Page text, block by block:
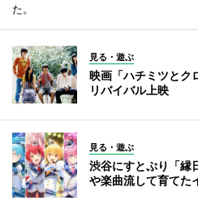
た。
見る・遊ぶ
映画「ハチミツとク
リバイバル上映
見る・遊ぶ
渋谷にすとぷり「
や楽曲流して育てた